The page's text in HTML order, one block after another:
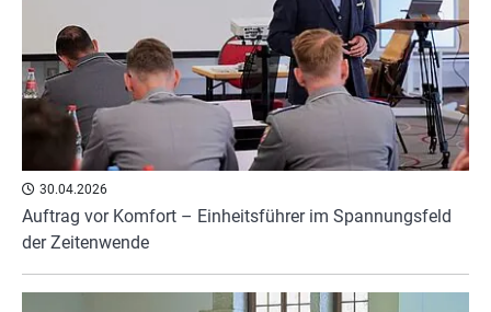
30.04.2026
Auftrag vor Komfort – Einheitsführer im Spannungsfeld
der Zeitenwende